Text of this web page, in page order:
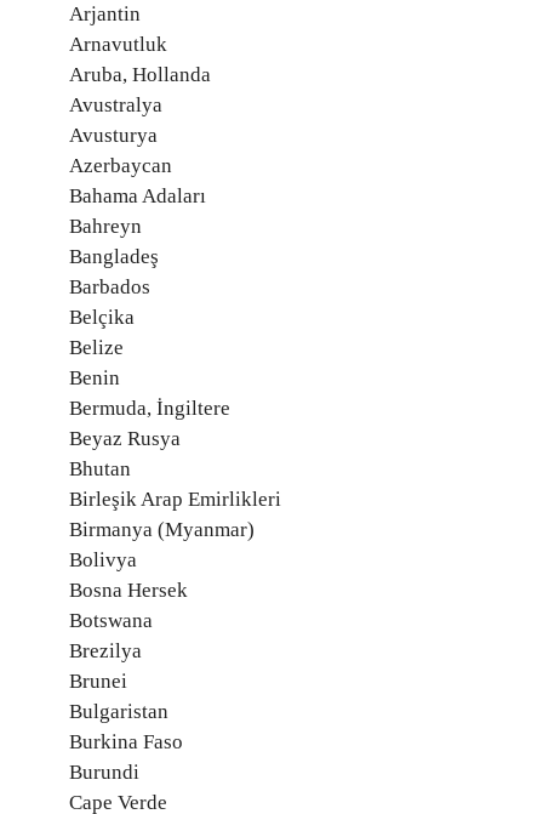
Arjantin
Arnavutluk
Aruba, Hollanda
Avustralya
Avusturya
Azerbaycan
Bahama Adaları
Bahreyn
Bangladeş
Barbados
Belçika
Belize
Benin
Bermuda, İngiltere
Beyaz Rusya
Bhutan
Birleşik Arap Emirlikleri
Birmanya (Myanmar)
Bolivya
Bosna Hersek
Botswana
Brezilya
Brunei
Bulgaristan
Burkina Faso
Burundi
Cape Verde